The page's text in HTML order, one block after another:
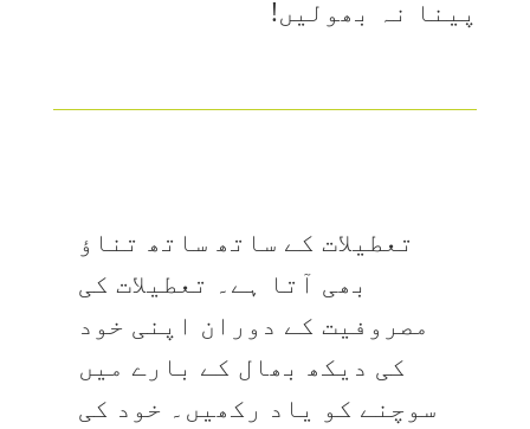
پینا نہ بھولیں!
تعطیلات کے ساتھ ساتھ تناؤ
بھی آتا ہے۔ تعطیلات کی
مصروفیت کے دوران اپنی خود
کی دیکھ بھال کے بارے میں
سوچنے کو یاد رکھیں۔ خود کی